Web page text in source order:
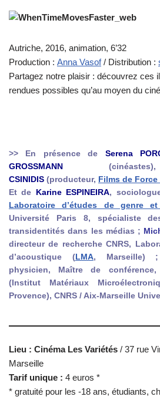
Autriche, 2016, animation, 6’32
Production : Anna Vasof/ Distribution :
Partagez notre plaisir : découvrez ces
rendues possibles qu’au moyen du
>> En présence de Serena
GROSSMANN
CSINIDIS (producteur, Films de Force
Et de Karine ESPINEIRA,
Laboratoire d’études de genre
Université Paris 8, spécialiste
transidentités dans les médias ;
directeur de recherche CNRS,
d’acoustique (LMA, Marseille)
physicien, Maître de
(Institut Matériaux
Provence), CNRS / Aix-Marseille
Lieu : Cinéma Les Variétés / 37 rue
Marseille
Tarif unique : 4 euros *
* gratuité pour les -18 ans, étudiants,